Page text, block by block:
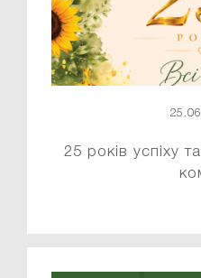
25 років успіху